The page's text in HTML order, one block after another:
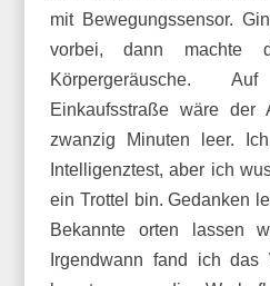
mit Bewegungssensor.
vorbei, dann machte
Körpergeräusche.
Einkaufsstraße wäre der
zwanzig Minuten leer.
Intelligenztest, aber ich
ein Trottel bin. Gedanken
Bekannte orten lassen
Irgendwann fand ich das